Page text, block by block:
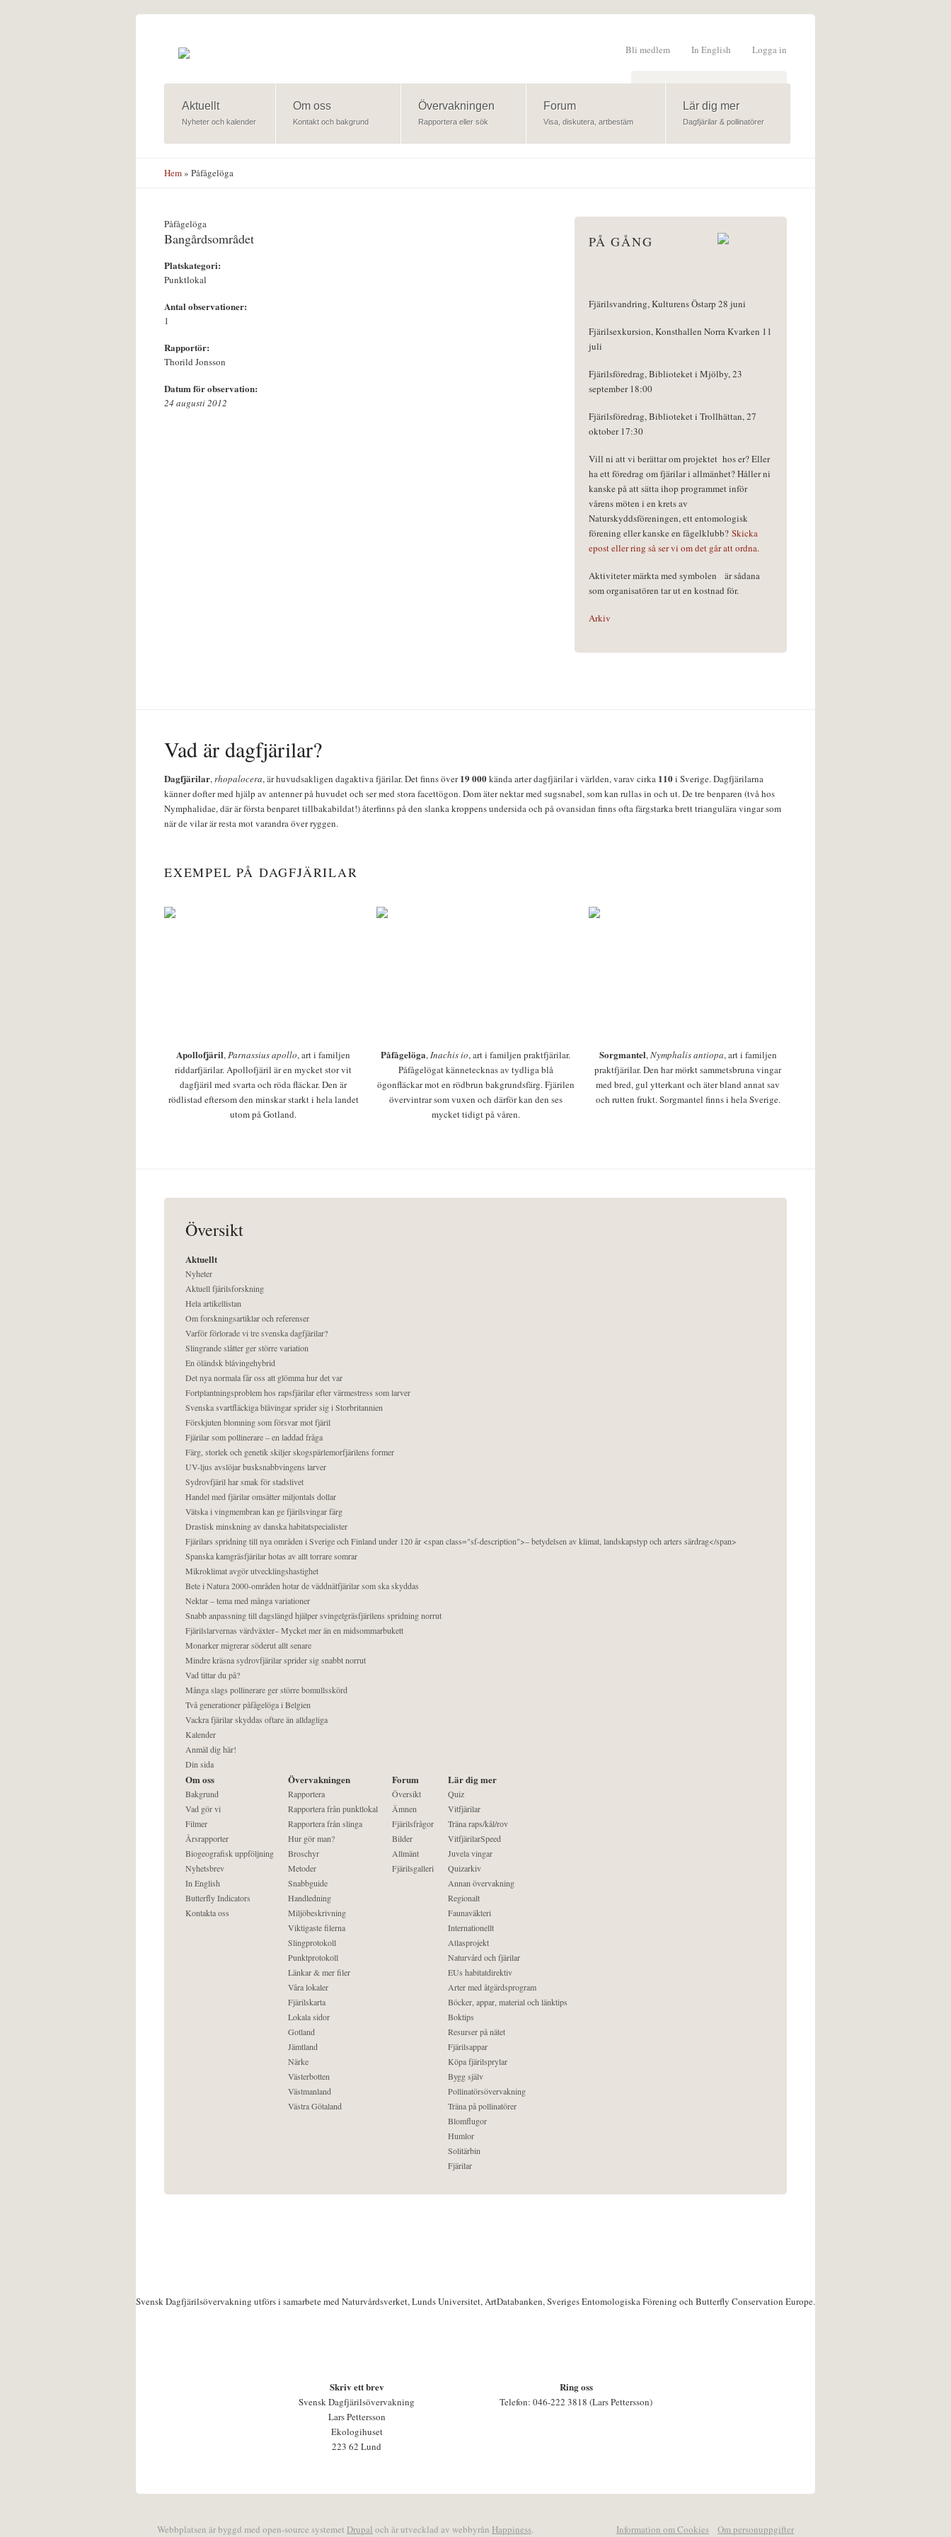
Logga in
In English
Bli medlem
Sökformulär
Aktuellt
Nyheter och kalender
Om oss
Kontakt och bakgrund
Övervakningen
Rapportera eller sök
Forum
Visa, diskutera, artbestäm
Lär dig mer
Dagfjärilar & pollinatörer
Hem» Påfågelöga
Påfågelöga
Bangårdsområdet
Platskategori:
Punktlokal
Antal observationer:
1
Rapportör:
Thorild Jonsson
Datum för observation:
24 augusti 2012
PÅ GÅNG
Fjärilsvandring, Kulturens Östarp 28 juni
Fjärilsexkursion, Konsthallen Norra Kvarken 11
juli
Fjärilsföredrag, Biblioteket i Mjölby, 23
september 18:00
Fjärilsföredrag, Biblioteket i Trollhättan, 27
oktober 17:30
Vill ni att vi berättar om projektet hos er? Eller
ha ett föredrag om fjärilar i allmänhet? Håller ni
kanske på att sätta ihop programmet inför
vårens möten i en krets av
Naturskyddsföreningen, ett entomologisk
förening eller kanske en fågelklubb? Skicka
epost eller ring så ser vi om det går att ordna.
Aktiviteter märkta med symbolen
är sådana
som organisatören tar ut en kostnad för.
Arkiv
Vad är dagfjärilar?
Dagfjärilar,rhopalocera, är huvudsakligen dagaktiva fjärilar. Det finns över19 000kända arter dagfjärilar i världen, varav cirka 110i Sverige. Dagfjärilarna
känner dofter med hjälp av antenner på huvudet och ser med stora facettögon. Dom äter nektar med sugsnabel, som kan rullas in och ut. De tre benparen (två hos
Nymphalidae, där är första benparet tillbakabildat!) återfinns på den slanka kroppens undersida och på ovansidan finns ofta färgstarka brett triangulära vingar som
när de vilar är resta mot varandra över ryggen.
EXEMPEL PÅ DAGFJÄRILAR
Apollofjäril,Parnassius apollo, art i familjen
riddarfjärilar. Apollofjäril är en mycket stor vit
dagfjäril med svarta och röda fläckar. Den är
rödlistad eftersom den minskar starkt i hela landet
utom på Gotland.
Påfågelöga,Inachis io, art i familjen praktfjärilar.
Påfågelögat kännetecknas av tydliga blå
ögonfläckar mot en rödbrun bakgrundsfärg. Fjärilen
övervintrar som vuxen och därför kan den ses
mycket tidigt på våren.
Sorgmantel,Nymphalis antiopa, art i familjen
praktfjärilar. Den har mörkt sammetsbruna vingar
med bred, gul ytterkant och äter bland annat sav
och rutten frukt. Sorgmantel finns i hela Sverige.
Översikt
Aktuellt
Nyheter
Aktuell fjärilsforskning
Hela artikellistan
Om forskningsartiklar och referenser
Varför förlorade vi tre svenska dagfjärilar?
Slingrande slåtter ger större variation
En öländsk blåvingehybrid
Det nya normala får oss att glömma hur det var
Fortplantningsproblem hos rapsfjärilar efter värmestress som larver
Svenska svartfläckiga blåvingar sprider sig i Storbritannien
Förskjuten blomning som försvar mot fjäril
Fjärilar som pollinerare – en laddad fråga
Färg, storlek och genetik skiljer skogspärlemorfjärilens former
UV-ljus avslöjar busksnabbvingens larver
Sydrovfjäril har smak för stadslivet
Handel med fjärilar omsätter miljontals dollar
Vätska i vingmembran kan ge fjärilsvingar färg
Drastisk minskning av danska habitatspecialister
Fjärilars spridning till nya områden i Sverige och Finland under 120 år <span class="sf-description">– betydelsen av klimat, landskapstyp och arters särdrag</span>
Spanska kamgräsfjärilar hotas av allt torrare somrar
Mikroklimat avgör utvecklingshastighet
Bete i Natura 2000-områden hotar de väddnätfjärilar som ska skyddas
Nektar – tema med många variationer
Snabb anpassning till dagslängd hjälper svingelgräsfjärilens spridning norrut
Fjärilslarvernas värdväxter– Mycket mer än en midsommarbukett
Monarker migrerar söderut allt senare
Mindre kräsna sydrovfjärilar sprider sig snabbt norrut
Vad tittar du på?
Många slags pollinerare ger större bomullsskörd
Två generationer påfågelöga i Belgien
Vackra fjärilar skyddas oftare än alldagliga
Kalender
Anmäl dig här!
Din sida
Om oss
Bakgrund
Vad gör vi
Filmer
Årsrapporter
Biogeografisk uppföljning
Nyhetsbrev
In English
Butterfly Indicators
Kontakta oss
Övervakningen
Rapportera
Rapportera från punktlokal
Rapportera från slinga
Hur gör man?
Broschyr
Metoder
Snabbguide
Handledning
Miljöbeskrivning
Viktigaste filerna
Slingprotokoll
Punktprotokoll
Länkar & mer filer
Våra lokaler
Fjärilskarta
Lokala sidor
Gotland
Jämtland
Närke
Västerbotten
Västmanland
Västra Götaland
Forum
Översikt
Ämnen
Fjärilsfrågor
Bilder
Allmänt
Fjärilsgalleri
Lär dig mer
Quiz
Vitfjärilar
Träna raps/kål/rov
VitfjärilarSpeed
Juvela vingar
Quizarkiv
Annan övervakning
Regionalt
Faunaväkteri
Internationellt
Atlasprojekt
Naturvård och fjärilar
EUs habitatdirektiv
Arter med åtgärdsprogram
Böcker, appar, material och länktips
Boktips
Resurser på nätet
Fjärilsappar
Köpa fjärilsprylar
Bygg själv
Pollinatörsövervakning
Träna på pollinatörer
Blomflugor
Humlor
Solitärbin
Fjärilar
Svensk Dagfjärilsövervakning utförs i samarbete med Naturvårdsverket, Lunds Universitet, ArtDatabanken, Sveriges Entomologiska Förening och Butterfly Conservation Europe.
Skriv ett brev
Svensk Dagfjärilsövervakning
Lars Pettersson
Ekologihuset
223 62 Lund
Ring oss
Telefon: 046-222 3818 (Lars Pettersson)
Webbplatsen är byggd med open-source systemet Drupal och är utvecklad av webbyrån Happiness. Information om Cookies Om personuppgifter